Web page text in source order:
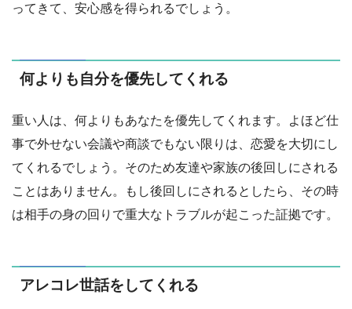
ってきて、安心感を得られるでしょう。
何よりも自分を優先してくれる
重い人は、何よりもあなたを優先してくれます。よほど仕
事で外せない会議や商談でもない限りは、恋愛を大切にし
てくれるでしょう。そのため友達や家族の後回しにされる
ことはありません。もし後回しにされるとしたら、その時
は相手の身の回りで重大なトラブルが起こった証拠です。
アレコレ世話をしてくれる